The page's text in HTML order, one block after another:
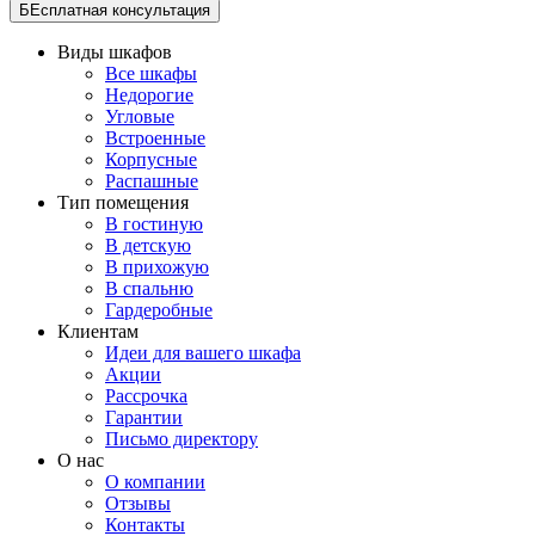
БЕсплатная консультация
Виды шкафов
Все шкафы
Недорогие
Угловые
Встроенные
Корпусные
Распашные
Тип помещения
В гостиную
В детскую
В прихожую
В спальню
Гардеробные
Клиентам
Идеи для вашего шкафа
Акции
Рассрочка
Гарантии
Письмо директору
О нас
О компании
Отзывы
Контакты